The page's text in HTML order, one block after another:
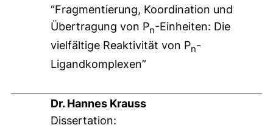
“Fragmentierung, Koordination und
Übertragung von Pn-Einheiten: Die
vielfältige Reaktivität von Pn-
Ligandkomplexen”
Dr. Hannes Krauss
Dissertation: